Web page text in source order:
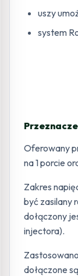
uszy
system
Oferowany
na 1 porcie
Zakres
być zasilany
dołączony
injectora).
dołączone